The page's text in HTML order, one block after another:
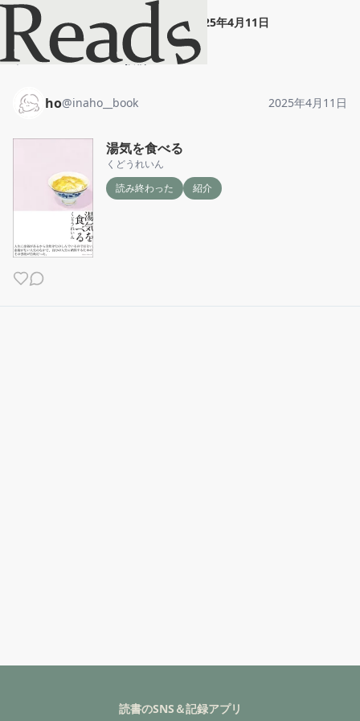
ho" 湯気を食べる" 2025年4月11日
ホーム ho 投稿
ho@inaho__book 2025年4月11日
湯気を食べる
くどうれいん
読み終わった
紹介
読書のSNS＆記録アプリ